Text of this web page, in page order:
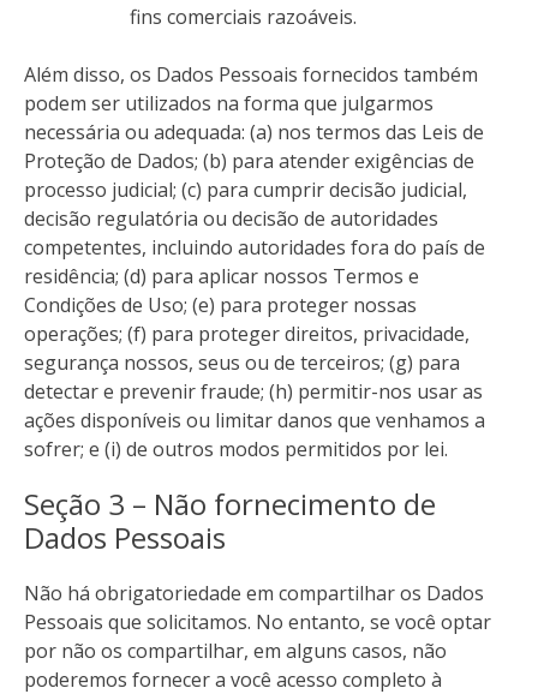
fins comerciais razoáveis.
Além disso, os Dados Pessoais fornecidos também
podem ser utilizados na forma que julgarmos
necessária ou adequada: (a) nos termos das Leis de
Proteção de Dados; (b) para atender exigências de
processo judicial; (c) para cumprir decisão judicial,
decisão regulatória ou decisão de autoridades
competentes, incluindo autoridades fora do país de
residência; (d) para aplicar nossos Termos e
Condições de Uso; (e) para proteger nossas
operações; (f) para proteger direitos, privacidade,
segurança nossos, seus ou de terceiros; (g) para
detectar e prevenir fraude; (h) permitir-nos usar as
ações disponíveis ou limitar danos que venhamos a
sofrer; e (i) de outros modos permitidos por lei.
Seção 3 – Não fornecimento de
Dados Pessoais
Não há obrigatoriedade em compartilhar os Dados
Pessoais que solicitamos. No entanto, se você optar
por não os compartilhar, em alguns casos, não
poderemos fornecer a você acesso completo à